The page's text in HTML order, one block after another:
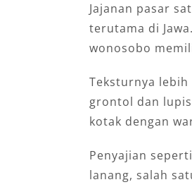
Jajanan pasar
terutama di
wonosobo
Teksturnya
grontol dan
kotak dengan
Penyajian
lanang, salah